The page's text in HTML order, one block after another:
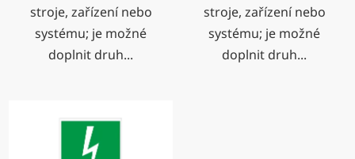
stroje, zařízení nebo
systému; je možné
doplnit druh...
stroje, zařízení nebo
systému; je možné
doplnit druh...